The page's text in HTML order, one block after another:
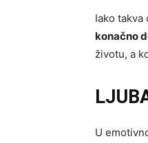
Iako
konačno
životu, a
U